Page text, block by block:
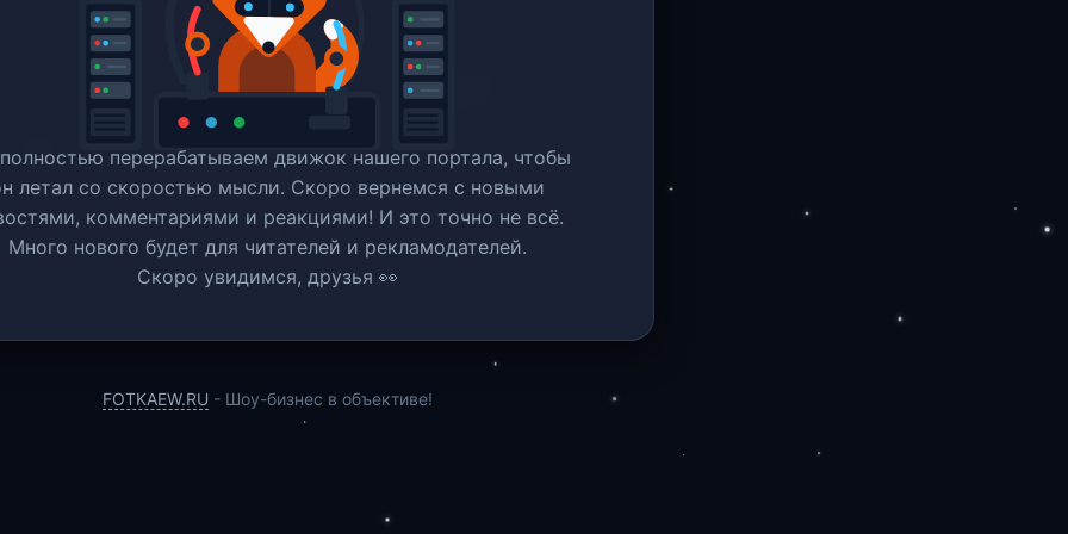
перерабатываем движок нашего портала, чтобы
летал со скоростью мысли. Скоро вернемся c новыми
комментариями и реакциями! И это точно не всё.
Много нового будет для читателей и рекламодателей.
Скоро увидимся, друзья 👀
FOTKAEW.RU - Шоу-бизнес в объективе!